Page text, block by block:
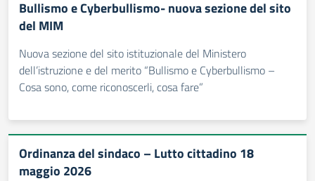
Bullismo e Cyberbullismo- nuova sezione del sito
del MIM
Nuova sezione del sito istituzionale del Ministero
dell’istruzione e del merito “Bullismo e Cyberbullismo –
Cosa sono, come riconoscerli, cosa fare”
Ordinanza del sindaco – Lutto cittadino 18
maggio 2026